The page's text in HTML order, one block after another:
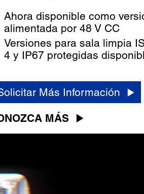
Ahora disponible como
alimentada por 48 V CC
Versiones para sala limpia
4 y IP67 protegidas
Más Información
MÁS